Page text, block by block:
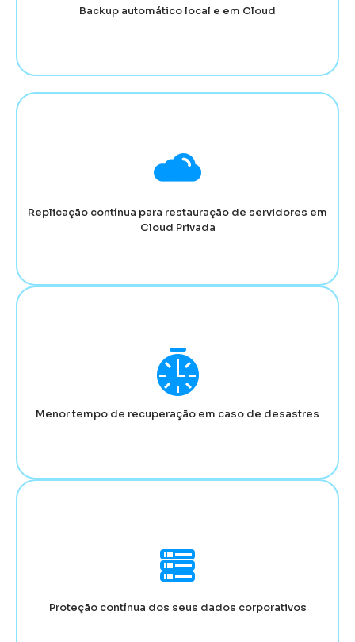
Backup automático local e em Cloud
Replicação contínua para restauração de servidores em
Cloud Privada
Menor tempo de recuperação em caso de desastres
Proteção contínua dos seus dados corporativos